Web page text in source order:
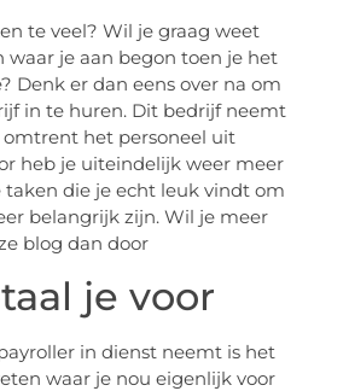
te veel? Wil je graag weet
waar je aan begon toen je het
Denk er dan eens over na om
in te huren. Dit bedrijf neemt
het personeel uit
heb je uiteindelijk weer meer
taken die je echt leuk vindt om
belangrijk zijn. Wil je meer
blog dan door
je voor
in dienst neemt is het
waar je nou eigenlijk voor